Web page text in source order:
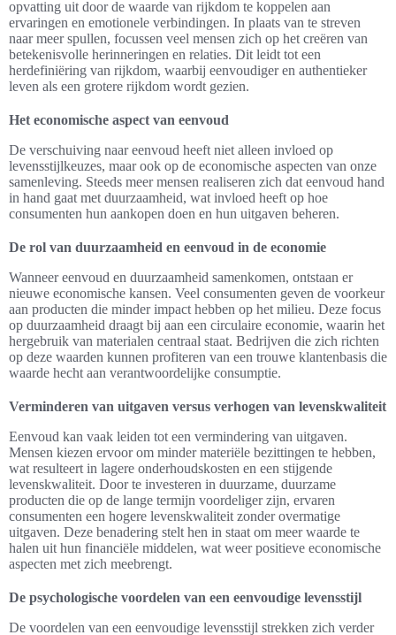
opvatting uit door de waarde van rijkdom te koppelen aan
ervaringen en emotionele verbindingen. In plaats van te streven
naar meer spullen, focussen veel mensen zich op het creëren van
betekenisvolle herinneringen en relaties. Dit leidt tot een
herdefiniëring van rijkdom, waarbij eenvoudiger en authentieker
leven als een grotere rijkdom wordt gezien.
Het economische aspect van eenvoud
De verschuiving naar eenvoud heeft niet alleen invloed op
levensstijlkeuzes, maar ook op de economische aspecten van onze
samenleving. Steeds meer mensen realiseren zich dat eenvoud hand
in hand gaat met duurzaamheid, wat invloed heeft op hoe
consumenten hun aankopen doen en hun uitgaven beheren.
De rol van duurzaamheid en eenvoud in de economie
Wanneer eenvoud en duurzaamheid samenkomen, ontstaan er
nieuwe economische kansen. Veel consumenten geven de voorkeur
aan producten die minder impact hebben op het milieu. Deze focus
op duurzaamheid draagt bij aan een circulaire economie, waarin het
hergebruik van materialen centraal staat. Bedrijven die zich richten
op deze waarden kunnen profiteren van een trouwe klantenbasis die
waarde hecht aan verantwoordelijke consumptie.
Verminderen van uitgaven versus verhogen van levenskwaliteit
Eenvoud kan vaak leiden tot een vermindering van uitgaven.
Mensen kiezen ervoor om minder materiële bezittingen te hebben,
wat resulteert in lagere onderhoudskosten en een stijgende
levenskwaliteit. Door te investeren in duurzame, duurzame
producten die op de lange termijn voordeliger zijn, ervaren
consumenten een hogere levenskwaliteit zonder overmatige
uitgaven. Deze benadering stelt hen in staat om meer waarde te
halen uit hun financiële middelen, wat weer positieve economische
aspecten met zich meebrengt.
De psychologische voordelen van een eenvoudige levensstijl
De voordelen van een eenvoudige levensstijl strekken zich verder